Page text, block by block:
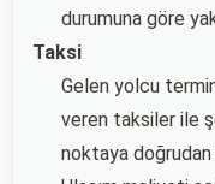
durumuna göre
Taksi
Gelen yolcu
veren taksiler ile
noktaya doğrudan